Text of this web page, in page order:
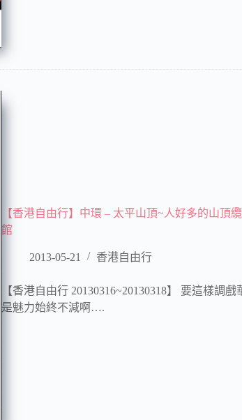
【香港自由行】中環 – 太平山頂~人好多的山頂
館
2013-05-21 香港自由行
【香港自由行 20130316~20130318】 要這樣
是魅力始終不減啊….